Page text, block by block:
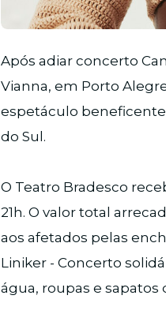
JPG
Após adiar concerto
Vianna, em Porto
espetáculo beneficente
do Sul.
O Teatro Bradesco
21h. O valor total
aos afetados pelas
Liniker - Concerto
água, roupas e sapatos